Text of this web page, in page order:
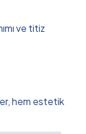
ve titiz
hem estetik